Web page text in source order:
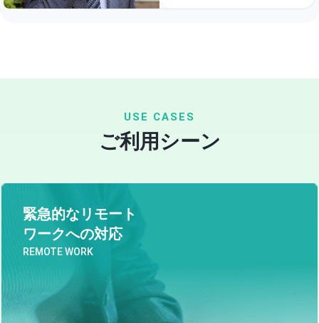
USE CASES
ご利用シーン
緊急的なリモート
ワークへの対応
REMOTE WORK